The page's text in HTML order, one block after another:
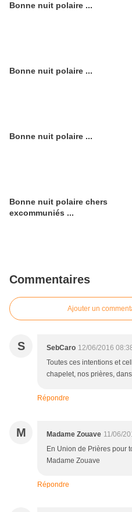
Bonne nuit polaire ...
Bonne nuit polaire ...
Bonne nuit polaire ...
Bonne nuit polaire chers
excommuniés ...
Commentaires
Ajouter un
S SebCaro 12/06/2016
Toutes ces intentions et
chapelet, nos prières,
Répondre
M Madame Zouave 11/06/
En Union de Prières pour
Madame Zouave
Répondre